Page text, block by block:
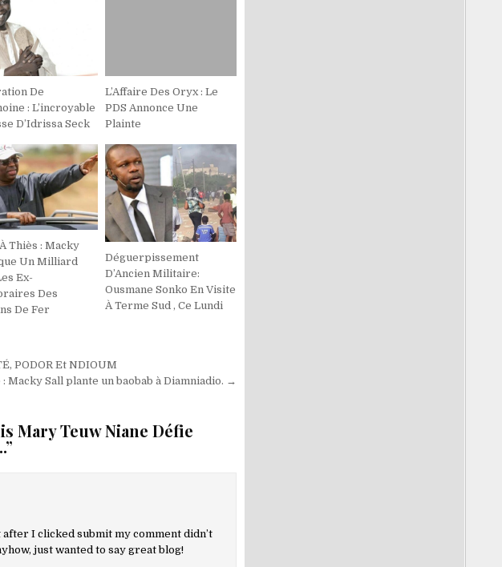
De
: L’incroyable
D’Idrissa Seck
L’Affaire Des Oryx : Le
PDS Annonce Une
Plainte
Thiès : Macky
Un Milliard
Ex-
Des
De Fer
Déguerpissement
D’Ancien Militaire:
Ousmane Sonko En Visite
À Terme Sud , Ce Lundi
PODOR Et NDIOUM
Macky Sall plante un baobab à Diamniadio. →
Mary Teuw Niane Défie
”
I clicked submit my comment didn’t
just wanted to say great blog!